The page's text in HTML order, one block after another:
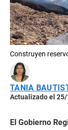
Construyen
TANIA
Actualizado el
El Gobierno